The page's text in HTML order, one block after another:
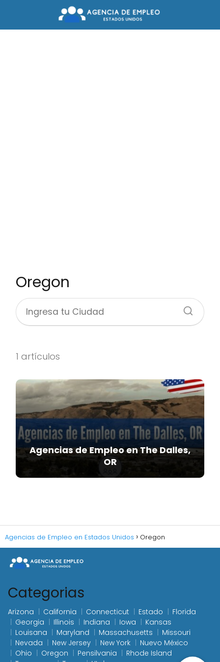
Oregon
1 artículos
Agencias de Empleo en The Dalles,
OR
Agencias de Empleo en Estados Unidos Oregon
Categorias
Arizona California Connecticut Estado
Florida
Georgia
Illinois Indiana Iowa
Kansas
Louisana
Maryland Massachusetts
Missouri
Nevada
New Jersey New York
Nuevo México
Ohio
Oregon Pensilvania
Rhode Island